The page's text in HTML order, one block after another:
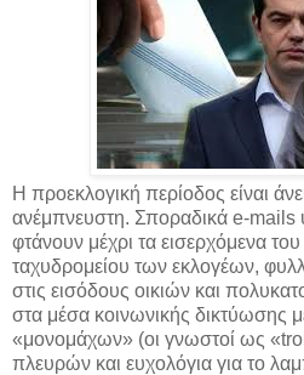
Η προεκλογική περίοδος είναι
ανέμπνευστη. Σποραδικά e-
φτάνουν μέχρι τα εισερχόμενα
ταχυδρομείου των εκλογέων,
στις εισόδους οικιών και
στα μέσα κοινωνικής δικτύωσης
«μονομάχων» (οι γνωστοί ως
πλευρών και ευχολόγια για το